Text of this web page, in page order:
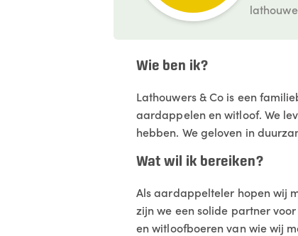
Wie ben ik?
Lathouwers & Co is een
aardappelen en witloof. We
hebben. We geloven in
Wat wil ik bereiken?
Als aardappelteler hopen wij
zijn we een solide partner
en witloofboeren van wie wij